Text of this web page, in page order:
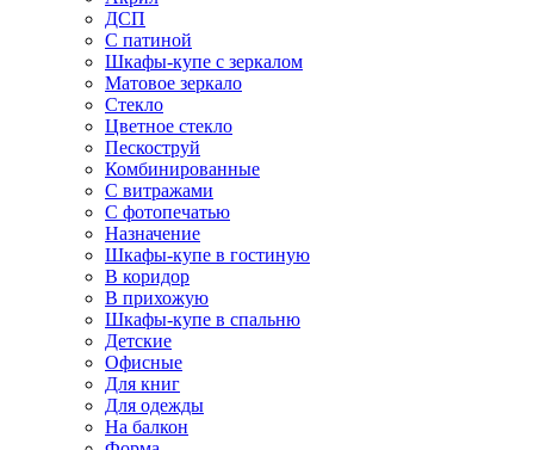
ДСП
С патиной
Шкафы-купе с зеркалом
Матовое зеркало
Стекло
Цветное стекло
Пескоструй
Комбинированные
С витражами
С фотопечатью
Назначение
Шкафы-купе в гостиную
В коридор
В прихожую
Шкафы-купе в спальню
Детские
Офисные
Для книг
Для одежды
На балкон